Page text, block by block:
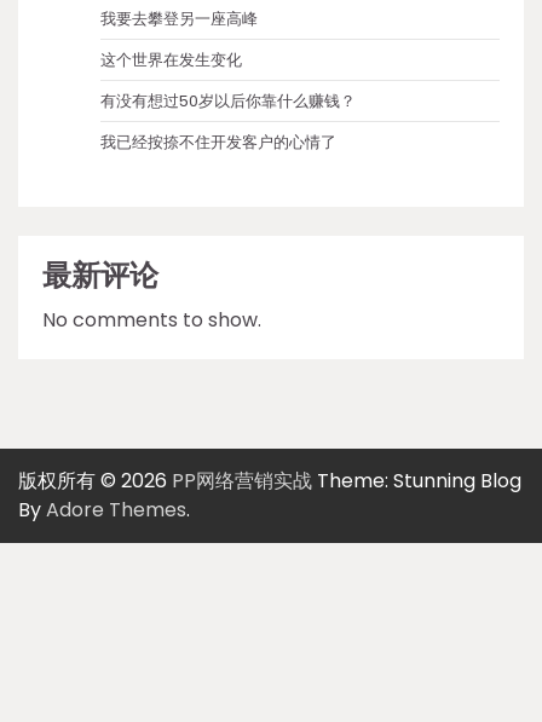
我要去攀登另一座高峰
这个世界在发生变化
有没有想过50岁以后你靠什么赚钱？
我已经按捺不住开发客户的心情了
最新评论
No comments to show.
版权所有 © 2026 PP网络营销实战 Theme: Stunning Blog
ByAdore Themes.